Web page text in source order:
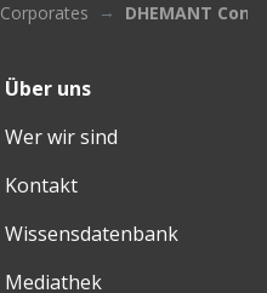
Corporates DHEMANT
Über uns
Wer wir sind
Kontakt
Wissensdatenbank
Mediathek